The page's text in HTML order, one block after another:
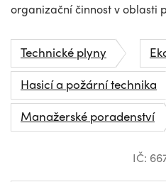
organizační činnost v oblasti
Technické plyny
Hasicí a požární technika
Manažerské poradenství
IČ: